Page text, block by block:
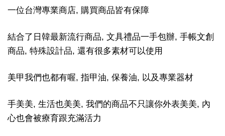
一位台灣專業商店, 購買商品皆有保障
結合了日韓最新流行商品, 文具禮品一手包辦, 手帳文創
商品, 特殊設計品, 還有很多素材可以使用
美甲我們也都有喔, 指甲油, 保養油, 以及專業器材
手美美, 生活也美美, 我們的商品不只讓你外表美美, 內
心也會被療育跟充滿活力